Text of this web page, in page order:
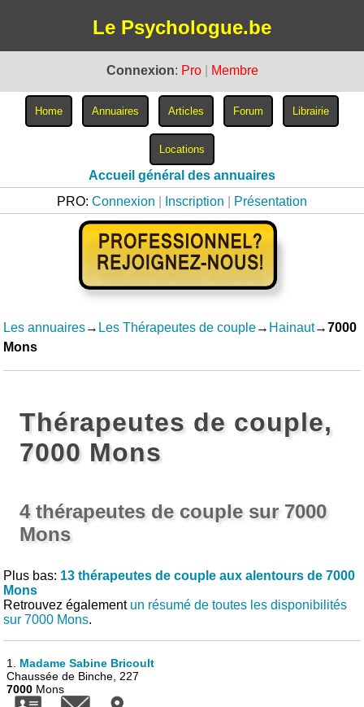
Le Psychologue.be
Connexion: Pro Membre
Accueil général des annuaires
PRO: Connexion Inscription Présentation
Les annuaires→ Les Thérapeutes de couple→ Hainaut→7000
Mons
Thérapeutes de couple,
7000 Mons
4 thérapeutes de couple sur 7000
Mons
Plus bas: 13 thérapeutes de couple aux alentours de 7000
Mons
Retrouvez également un résumé de toutes les disponibilités
sur 7000 Mons.
1. Madame Sabine Bricoult
Chaussée de Binche, 227
7000 Mons